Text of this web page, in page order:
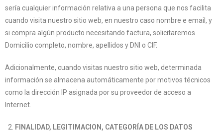
sería cualquier información relativa a una persona que nos facilita
cuando visita nuestro sitio web, en nuestro caso nombre e email, y
si compra algún producto necesitando factura, solicitaremos
Domicilio completo, nombre, apellidos y DNI o CIF.
Adicionalmente, cuando visitas nuestro sitio web, determinada
información se almacena automáticamente por motivos técnicos
como la dirección IP asignada por su proveedor de acceso a
Internet.
FINALIDAD, LEGITIMACION, CATEGORÍA DE LOS DATOS